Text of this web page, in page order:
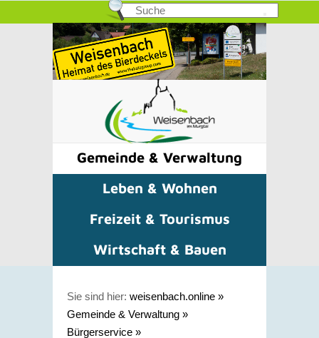
Gemeinde & Verwaltung
Leben & Wohnen
Freizeit & Tourismus
Wirtschaft & Bauen
Sie sind hier: weisenbach.online »
Gemeinde & Verwaltung »
Bürgerservice »